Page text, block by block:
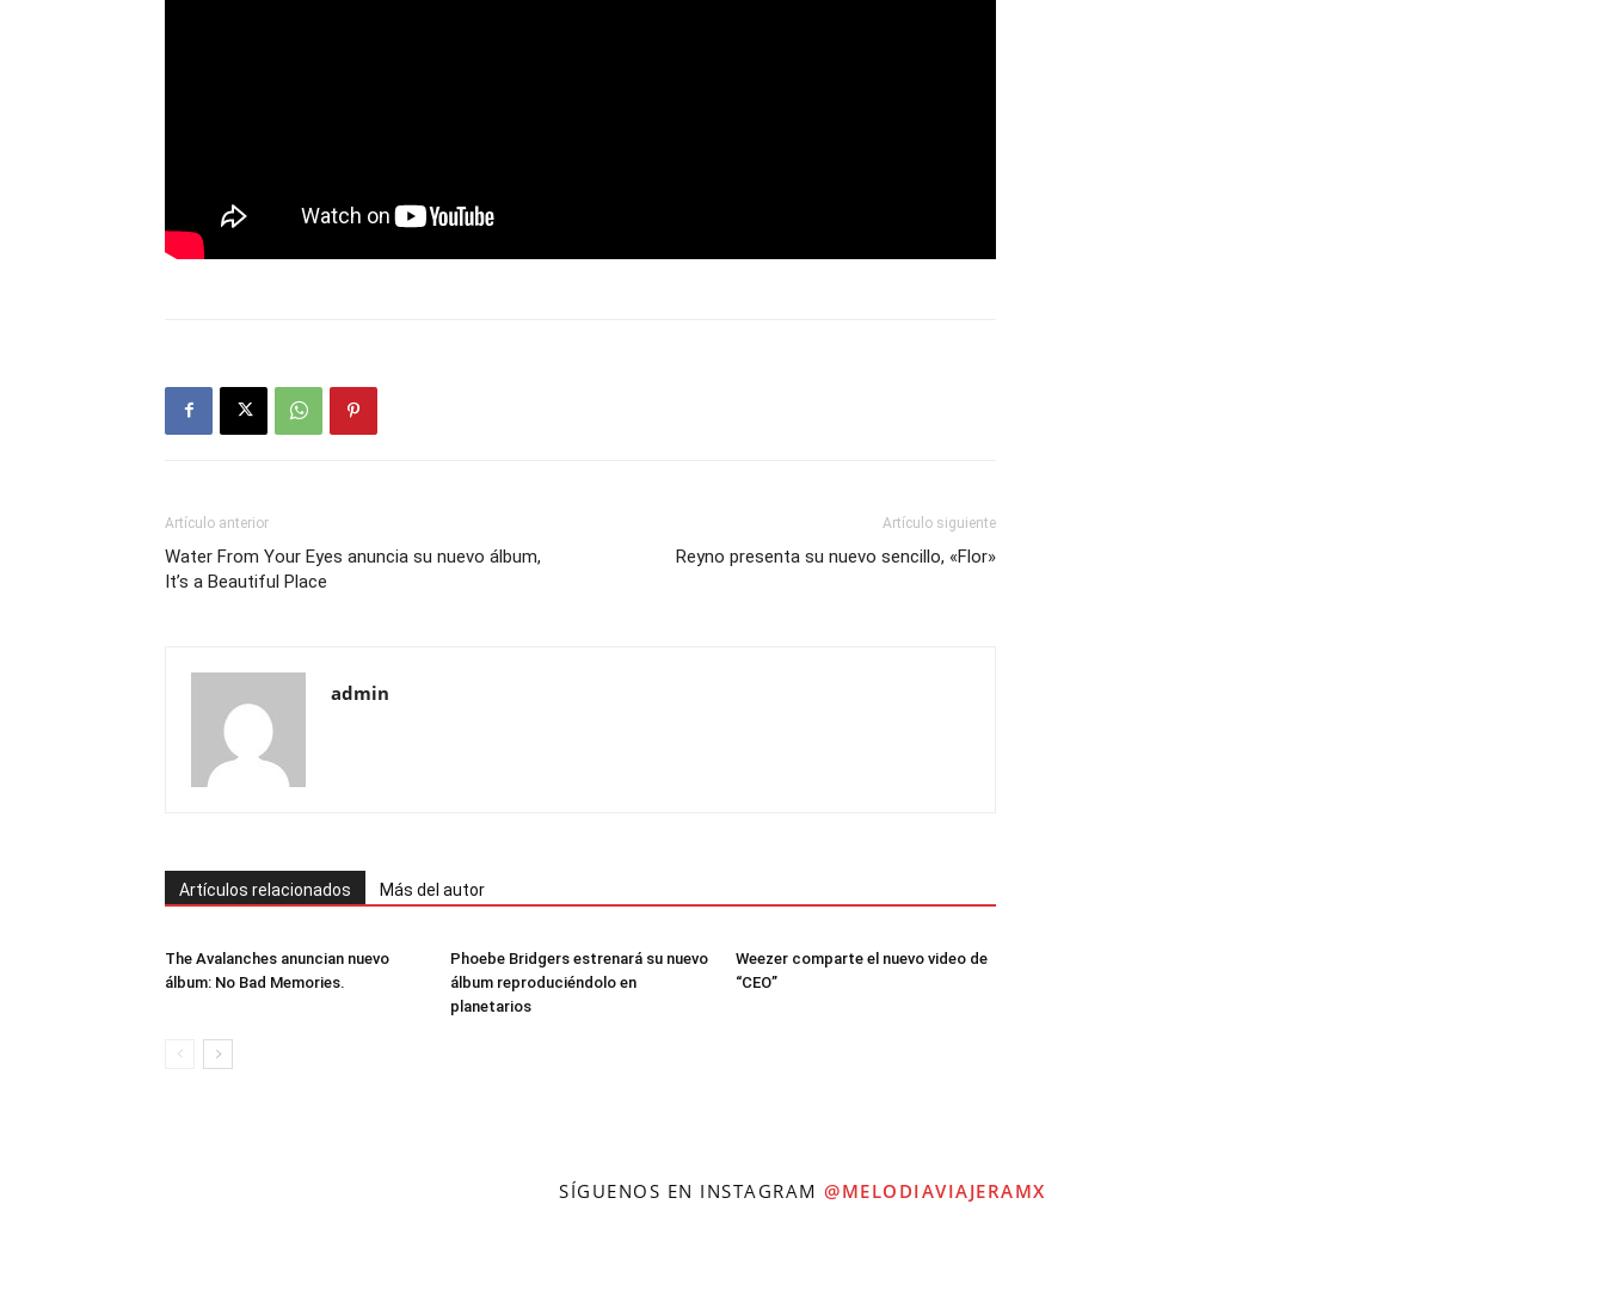
Artículo anterior
Water From Your Eyes anuncia su nuevo álbum,
It’s a Beautiful Place
Artículo siguiente
Reyno presenta su nuevo sencillo, «Flor»
admin
Artículos relacionados Más del autor
The Avalanches anuncian nuevo
álbum: No Bad Memories.
Phoebe Bridgers estrenará su nuevo
álbum reproduciéndolo en
planetarios
Weezer comparte el nuevo video de
“CEO”
SÍGUENOS EN INSTAGRAM@MELODIAVIAJERAMX